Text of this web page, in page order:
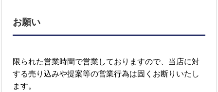
お願い
限られた営業時間で営業しておりますので、当店に対
する売り込みや提案等の営業行為は固くお断りいたし
ます。